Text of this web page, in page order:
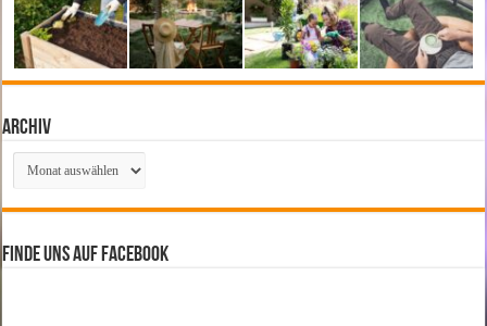
Archiv
Archiv
Finde uns auf Facebook